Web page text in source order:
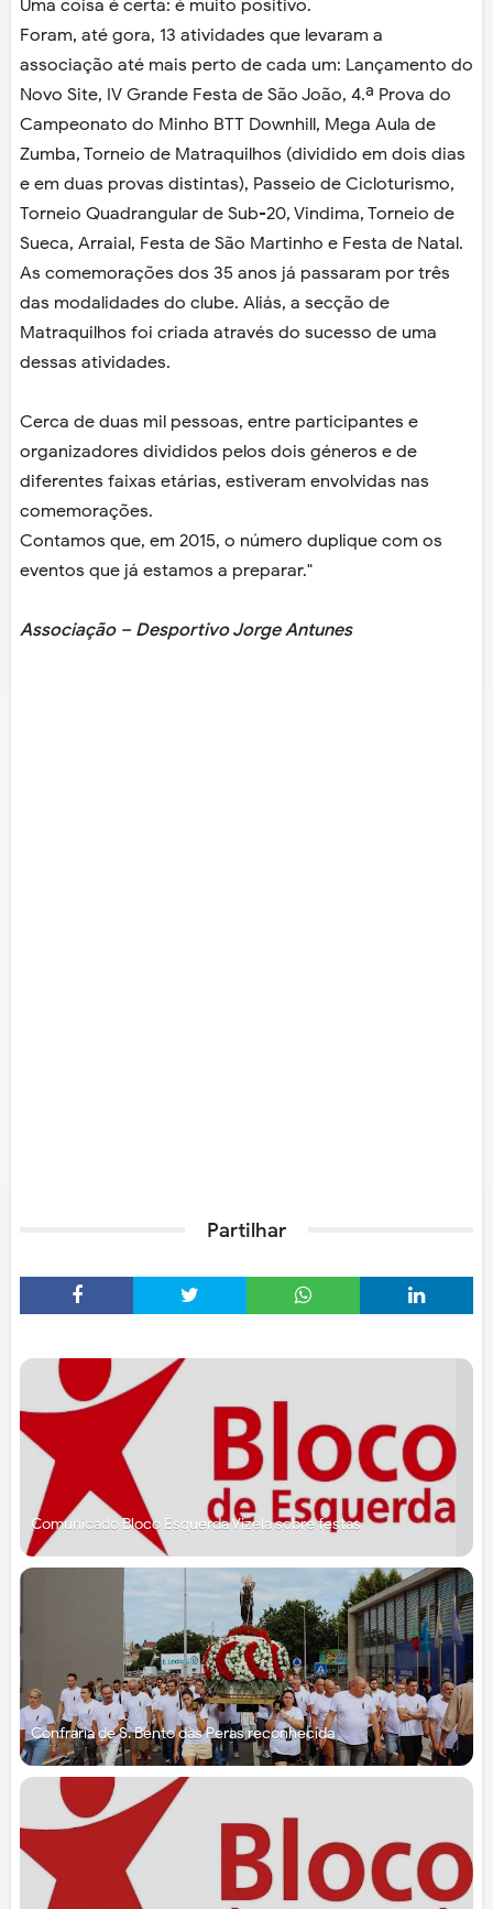
Uma coisa é certa: é muito positivo.
Foram, até gora, 13 atividades que levaram a
associação até mais perto de cada um: Lançamento do
Novo Site, IV Grande Festa de São João, 4.ª Prova do
Campeonato do Minho BTT Downhill, Mega Aula de
Zumba, Torneio de Matraquilhos (dividido em dois dias
e em duas provas distintas), Passeio de Cicloturismo,
Torneio Quadrangular de Sub-20, Vindima, Torneio de
Sueca, Arraial, Festa de São Martinho e Festa de Natal.
As comemorações dos 35 anos já passaram por três
das modalidades do clube. Aliás, a secção de
Matraquilhos foi criada através do sucesso de uma
dessas atividades.
Cerca de duas mil pessoas, entre participantes e
organizadores divididos pelos dois géneros e de
diferentes faixas etárias, estiveram envolvidas nas
comemorações.
Contamos que, em 2015, o número duplique com os
eventos que já estamos a preparar."
Associação – Desportivo Jorge Antunes
Partilhar
Comunicado Bloco Esquerda Vizela sobre festas
Confraria de S. Bento das Peras reconhecida